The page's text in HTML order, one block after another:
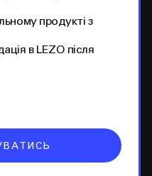
продукті з
в LEZO після